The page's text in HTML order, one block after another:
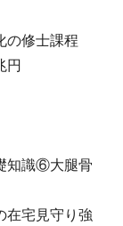
の修士課程
円
知識⑥大腿骨
宅見守り強